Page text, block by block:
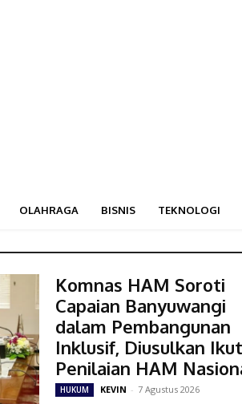
OLAHRAGA BISNIS TEKNOLOGI
Komnas HAM Soroti
Capaian Banyuwangi
dalam Pembangunan
Inklusif, Diusulkan Ikut
Penilaian HAM
HUKUM KEVIN - 7 Agustus 2026